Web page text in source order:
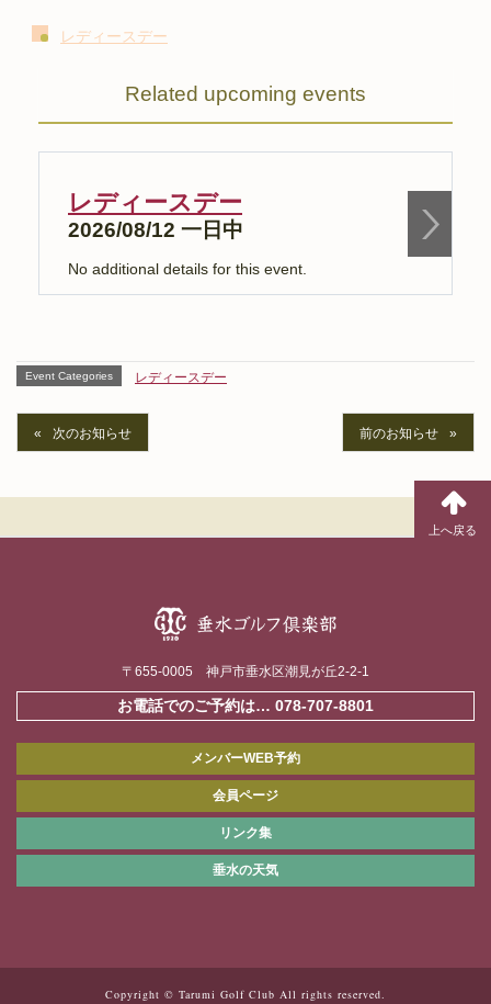
レディースデー
Related upcoming events
レディースデー
2026/08/12 一日中
No additional details for this event.
Event Categories レディースデー
次のお知らせ 前のお知らせ
〒655-0005 神戸市垂水区潮見が丘2-2-1
お電話でのご予約は… 078-707-8801
メンバーWEB予約
会員ページ
リンク集
垂水の天気
Copyright © Tarumi Golf Club All rights reserved.